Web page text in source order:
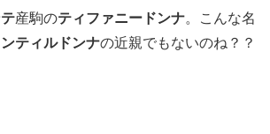
産駒のティファニードンナ。こんな名
ティルドンナの近親でもないのね？？